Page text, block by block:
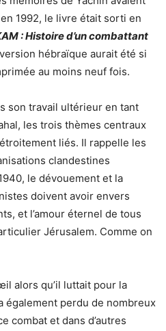
1992, le livre était sorti en
: Histoire d’un combattant
hébraïque aurait été si
au moins neuf fois.
son travail ultérieur en tant
les trois thèmes centraux
liés. Il rappelle les
clandestines
le dévouement et la
doivent avoir envers
et l’amour éternel de tous
Jérusalem. Comme on
alors qu’il luttait pour la
également perdu de nombreux
combat et dans d’autres